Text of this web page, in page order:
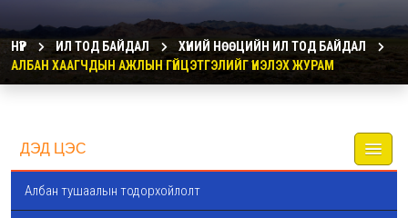
НҮҮР ИЛ ТОД БАЙДАЛ
ХҮНИЙ НӨӨЦИЙН ИЛ ТОД БАЙДАЛ
АЛБАН ХААГЧДЫН АЖЛЫН ГҮЙЦЭТГЭЛИЙГ ҮНЭЛЭХ ЖУРАМ
ДЭД ЦЭС
Албан тушаалын тодорхойлолт